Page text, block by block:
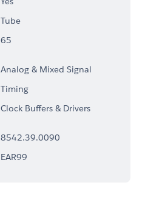
Tube
65
Analog & Mixed Signal
Timing
Clock Buffers & Drivers
8542.39.0090
EAR99